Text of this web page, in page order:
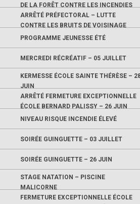
DE LA FORÊT CONTRE LES INCENDIES
ARRÊTÉ PRÉFECTORAL – LUTTE
CONTRE LES BRUITS DE VOISINAGE
PROGRAMME JEUNESSE ÉTÉ
MERCREDI RÉCRÉATIF – 05 JUILLET
KERMESSE ÉCOLE SAINTE THÉRÈSE –
JUIN
ARRÊTÉ FERMETURE EXCEPTIONNELLE
ÉCOLE BERNARD PALISSY – 26 JUIN
NIVEAU RISQUE INCENDIE ÉLEVÉ
SOIRÉE GUINGUETTE – 03 JUILLET
SOIRÉE GUINGUETTE – 26 JUIN
STAGE NATATION – PISCINE
MALICORNE
FERMETURE EXCEPTIONNELLE ÉCOLE